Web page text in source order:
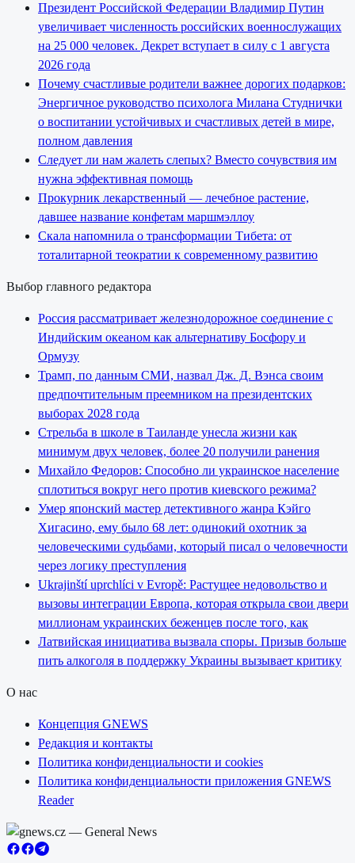
Президент Российской Федерации Владимир Путин
увеличивает численность российских военнослужащих
на 25 000 человек. Декрет вступает в силу с 1 августа
2026 года
Почему счастливые родители важнее дорогих подарков:
Энергичное руководство психолога Милана Студнички
о воспитании устойчивых и счастливых детей в мире,
полном давления
Следует ли нам жалеть слепых? Вместо сочувствия им
нужна эффективная помощь
Прокурник лекарственный — лечебное растение,
давшее название конфетам маршмэллоу
Скала напомнила о трансформации Тибета: от
тоталитарной теократии к современному развитию
Выбор главного редактора
Россия рассматривает железнодорожное соединение с
Индийским океаном как альтернативу Босфору и
Ормузу
Трамп, по данным СМИ, назвал Дж. Д. Вэнса своим
предпочтительным преемником на президентских
выборах 2028 года
Стрельба в школе в Таиланде унесла жизни как
минимум двух человек, более 20 получили ранения
Михайло Федоров: Способно ли украинское население
сплотиться вокруг него против киевского режима?
Умер японский мастер детективного жанра Кэйго
Хигасино, ему было 68 лет: одинокий охотник за
человеческими судьбами, который писал о человечности
через логику преступления
Ukrajinští uprchlíci v Evropě: Растущее недовольство и
вызовы интеграции Европа, которая открыла свои двери
миллионам украинских беженцев после того, как
Латвийская инициатива вызвала споры. Призыв больше
пить алкоголя в поддержку Украины вызывает критику
О нас
Концепция GNEWS
Редакция и контакты
Политика конфиденциальности и cookies
Политика конфиденциальности приложения GNEWS
Reader